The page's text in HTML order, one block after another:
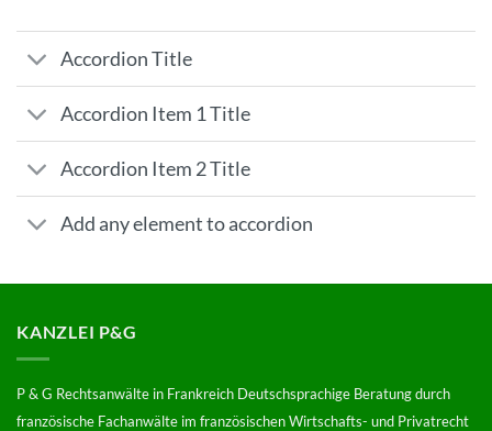
Accordion Title
Accordion Item 1 Title
Accordion Item 2 Title
Add any element to accordion
KANZLEI P&G
P & G Rechtsanwälte in Frankreich Deutschsprachige Beratung durch
französische Fachanwälte im französischen Wirtschafts- und Privatrecht